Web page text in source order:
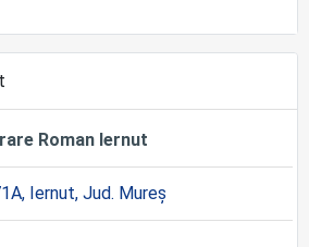
Roman Iernut
Iernut, Jud. Mureș